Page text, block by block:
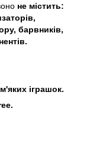
не містить:
барвників,
іграшок.